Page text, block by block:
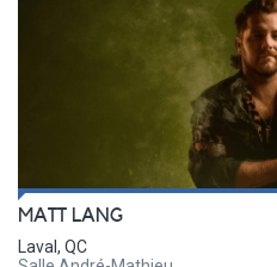
MATT LANG
Laval, QC